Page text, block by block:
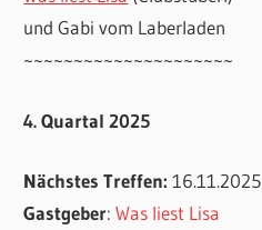
und Gabi vom Laberladen
~~~~~~~~~~~~~~~~~~~~~
4. Quartal 2025
Nächstes Treffen:16.11.2025
Gastgeber:Was liest Lisa